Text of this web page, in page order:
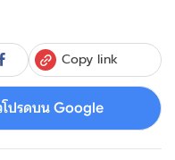
Copy link
โปรดบน Google